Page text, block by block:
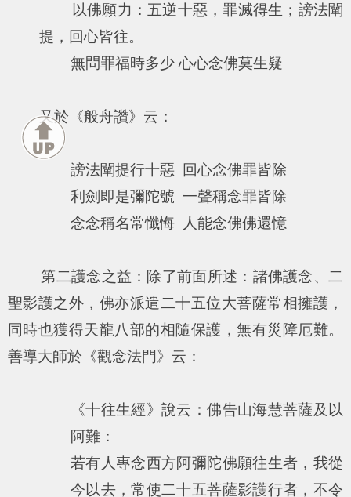
以佛願力：五逆十惡，罪滅得生；謗法闡
提，回心皆往。
無問罪福時多少 心心念佛莫生疑
又於《般舟讚》云：
謗法闡提行十惡 回心念佛罪皆除
利劍即是彌陀號 一聲稱念罪皆除
念念稱名常懺悔 人能念佛佛還憶
第二護念之益：除了前面所述：諸佛護念、二
聖影護之外，佛亦派遣二十五位大菩薩常相擁護，
同時也獲得天龍八部的相隨保護，無有災障厄難。
善導大師於《觀念法門》云：
《十往生經》說云：佛告山海慧菩薩及以
阿難：
若有人專念西方阿彌陀佛願往生者，我從
今以去，常使二十五菩薩影護行者，不令